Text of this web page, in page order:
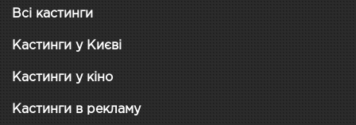
Всі кастинги
Кастинги у Києві
Кастинги у кіно
Кастинги в рекламу